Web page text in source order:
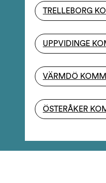
TRELLEBORG
UPPVIDINGE
VÄRMDÖ
ÖSTERÅKER